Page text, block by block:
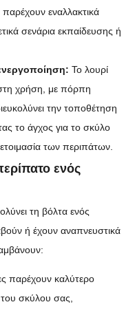
παρέχουν εναλλακτικά
σενάρια εκπαίδευσης ή
Το λουρί
στη χρήση, με πόρπη
την τοποθέτηση
το άγχος για το σκύλο
των περιπάτων.
ενός
τη βόλτα ενός
ή έχουν αναπνευστικά
παρέχουν καλύτερο
σκύλου σας,